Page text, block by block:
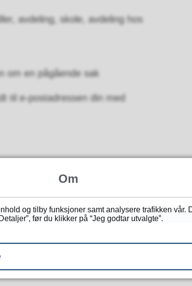
avdeling, skole, avdeling hos
om en pågående sak
til e-postadressen din med
Om
og tilby funksjoner samt analysere trafikken vår.
før du klikker på “Jeg godtar utvalgte”.